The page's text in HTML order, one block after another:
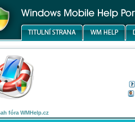
fóra WMHelp.cz